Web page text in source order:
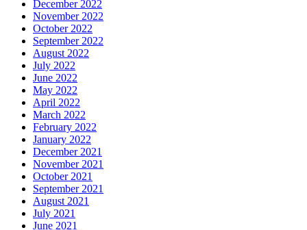
October 2018
September 2018
August 2018
July 2018
June 2018
May 2018
April 2018
March 2018
February 2018
January 2018
December 2017
November 2017
October 2017
September 2017
August 2017
July 2017
June 2017
May 2017